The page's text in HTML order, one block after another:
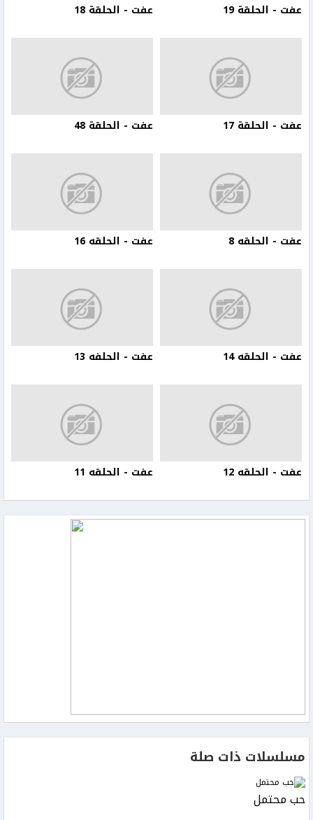
عفت - الحلقة 19 عفت - الحلقة 18
عفت - الحلقة 17 عفت - الحلقة 48
عفت - الحلقه 8 عفت - الحلقه 16
عفت - الحلقه 14 عفت - الحلفه 13
عفت - الحلقه 12 عفت - الحلقه 11
مسلسلات ذات صلة
حب محتمل